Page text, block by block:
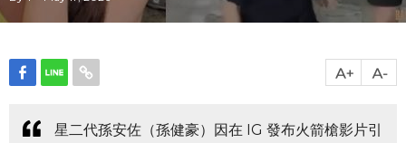
星二代孫安佐（孫健豪）因在 IG 發布火箭槍影片引